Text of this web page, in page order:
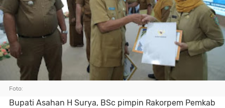
Foto:
Bupati Asahan H Surya, BSc pimpin Rakorpem Pemkab